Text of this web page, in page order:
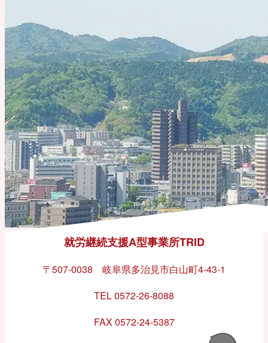
就労継続支援A型事業所TRID
〒507-0038 岐阜県多治見市白山町4-43-1
TEL 0572-26-8088
FAX 0572-24-5387